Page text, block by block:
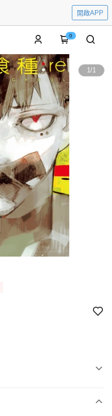
開啟APP
0
1/1